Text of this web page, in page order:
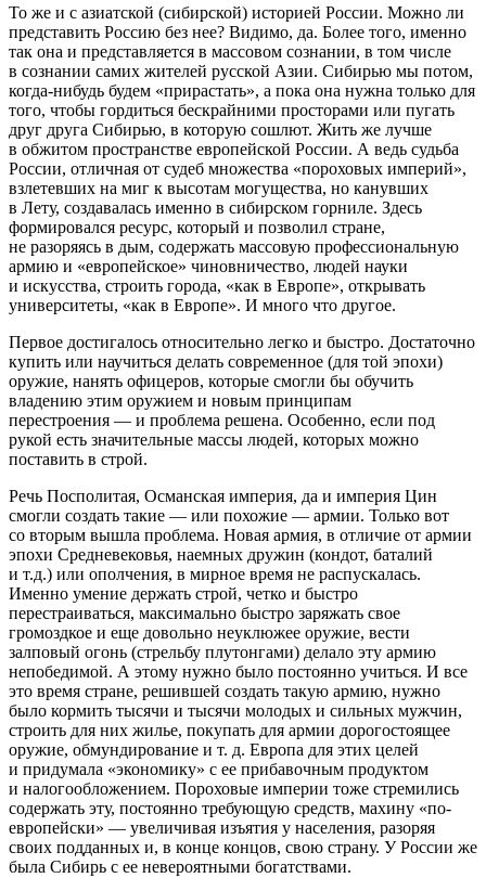
То же и с азиатской (сибирской) историей России. Можно ли
представить Россию без нее? Видимо, да. Более того, именно
так она и представляется в массовом сознании, в том числе
в сознании самих жителей русской Азии. Сибирью мы потом,
когда-нибудь будем «прирастать», а пока она нужна только для
того, чтобы гордиться бескрайними просторами или пугать
друг друга Сибирью, в которую сошлют. Жить же лучше
в обжитом пространстве европейской России. А ведь судьба
России, отличная от судеб множества «пороховых империй»,
взлетевших на миг к высотам могущества, но канувших
в Лету, создавалась именно в сибирском горниле. Здесь
формировался ресурс, который и позволил стране,
не разоряясь в дым, содержать массовую профессиональную
армию и «европейское» чиновничество, людей науки
и искусства, строить города, «как в Европе», открывать
университеты, «как в Европе». И много что другое.
Первое достигалось относительно легко и быстро. Достаточно
купить или научиться делать современное (для той эпохи)
оружие, нанять офицеров, которые смогли бы обучить
владению этим оружием и новым принципам
перестроения — и проблема решена. Особенно, если под
рукой есть значительные массы людей, которых можно
поставить в строй.
Речь Посполитая, Османская империя, да и империя Цин
смогли создать такие — или похожие — армии. Только вот
со вторым вышла проблема. Новая армия, в отличие от армии
эпохи Средневековья, наемных дружин (кондот, баталий
и т.д.) или ополчения, в мирное время не распускалась.
Именно умение держать строй, четко и быстро
перестраиваться, максимально быстро заряжать свое
громоздкое и еще довольно неуклюжее оружие, вести
залповый огонь (стрельбу плутонгами) делало эту армию
непобедимой. А этому нужно было постоянно учиться. И все
это время стране, решившей создать такую армию, нужно
было кормить тысячи и тысячи молодых и сильных мужчин,
строить для них жилье, покупать для армии дорогостоящее
оружие, обмундирование и т. д. Европа для этих целей
и придумала «экономику» с ее прибавочным продуктом
и налогообложением. Пороховые империи тоже стремились
содержать эту, постоянно требующую средств, махину «по-
европейски» — увеличивая изъятия у населения, разоряя
своих подданных и, в конце концов, свою страну. У России же
была Сибирь с ее невероятными богатствами.